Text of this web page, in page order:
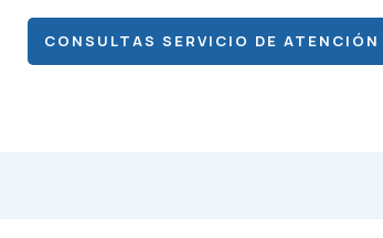
CONSULTAS SERVICIO DE